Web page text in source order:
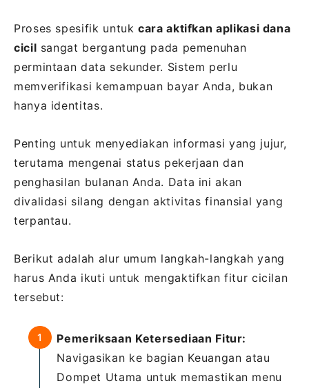
Proses spesifik untukcara aktifkan aplikasi dana
cicil sangat bergantung pada pemenuhan
permintaan data sekunder. Sistem perlu
memverifikasi kemampuan bayar Anda, bukan
hanya identitas.
Penting untuk menyediakan informasi yang jujur,
terutama mengenai status pekerjaan dan
penghasilan bulanan Anda. Data ini akan
divalidasi silang dengan aktivitas finansial yang
terpantau.
Berikut adalah alur umum langkah-langkah yang
harus Anda ikuti untuk mengaktifkan fitur cicilan
tersebut:
Pemeriksaan Ketersediaan Fitur:
Navigasikan ke bagian Keuangan atau
Dompet Utama untuk memastikan menu